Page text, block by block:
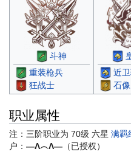
斗神
重装枪兵
狂战士
近
石
职业属性
注：三阶职业为 70级 六星 满羁
户： —Λ︵Λ— （已授权）